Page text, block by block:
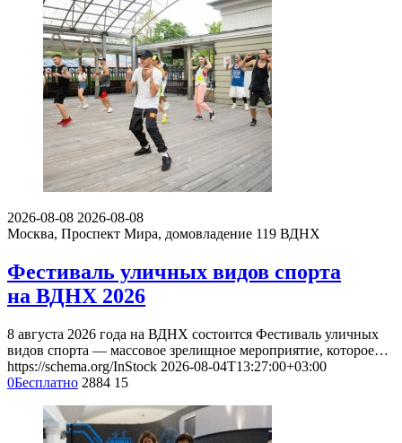
2026-08-08 2026-08-08
Москва, Проспект Мира, домовладение 119 ВДНХ
Фестиваль уличных видов спорта
на ВДНХ 2026
8 августа 2026 года на ВДНХ состоится Фестиваль уличных
видов спорта — массовое зрелищное мероприятие, которое…
https://schema.org/InStock 2026-08-04T13:27:00+03:00
0Бесплатно 2884 15